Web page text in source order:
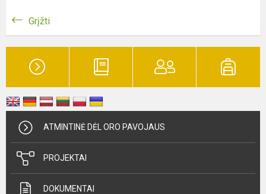
Grįžti
ATMINTINĖ DĖL ORO PAVOJAUS
PROJEKTAI
DOKUMENTAI